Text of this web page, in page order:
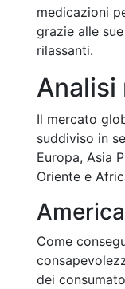
medicazioni
grazie alle
rilassanti.
Analisi
Il mercato
suddiviso in
Europa, Asia
Oriente e
Come
dei